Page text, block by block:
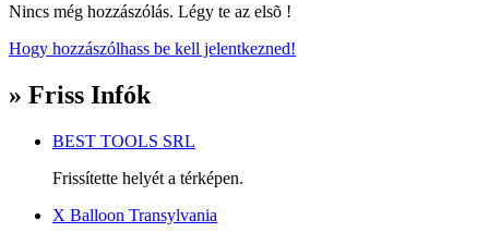
Nincs még hozzászólás. Légy te az elsõ !
Hogy hozzászólhass be kell jelentkezned!
» Friss Infók
BEST TOOLS SRL
Frissítette helyét a térképen.
X Balloon Transylvania